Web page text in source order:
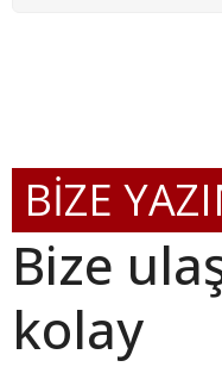
BİZE
Bize
kolay